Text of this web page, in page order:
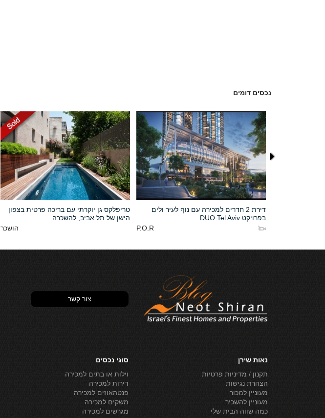
נכסים דומים
טריפלקס גן יוקרתי עם בריכה פרטית בצפון
הישן של תל אביב, להשכרה
הושכר
דירת 2 חדרים למכירה עם נוף לעיר ולים
בפרויקט DUO Tel Aviv
P.O.R
צור קשר
נאות שירן
תקנון / מדיניות פרטיות
הצהרת נגישות
מעוניין למכור
מעוניין להשכיר
כמה שווה הבית שלי
סוגי נכסים
וילות או בתים למכירה
דירות למכירה
פנטהאוזים למכירה
משקים למכירה
מגרשים למכירה